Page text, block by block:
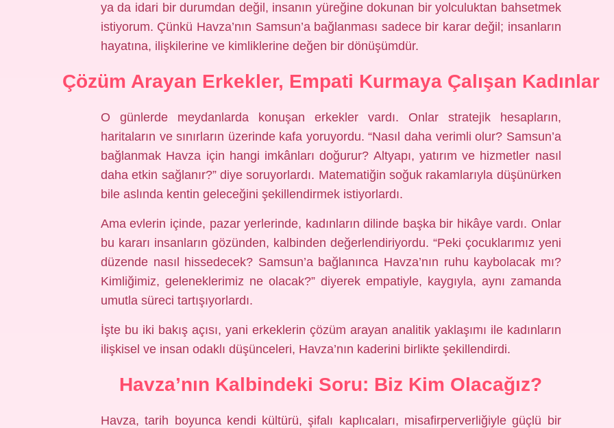
ya da idari bir durumdan değil, insanın yüreğine dokunan bir yolculuktan bahsetmek
istiyorum. Çünkü Havza’nın Samsun’a bağlanması sadece bir karar değil; insanların
hayatına, ilişkilerine ve kimliklerine değen bir dönüşümdür.
Çözüm Arayan Erkekler, Empati Kurmaya Çalışan Kadınlar
O günlerde meydanlarda konuşan erkekler vardı. Onlar stratejik hesapların,
haritaların ve sınırların üzerinde kafa yoruyordu. “Nasıl daha verimli olur? Samsun’a
bağlanmak Havza için hangi imkânları doğurur? Altyapı, yatırım ve hizmetler nasıl
daha etkin sağlanır?” diye soruyorlardı. Matematiğin soğuk rakamlarıyla düşünürken
bile aslında kentin geleceğini şekillendirmek istiyorlardı.
Ama evlerin içinde, pazar yerlerinde, kadınların dilinde başka bir hikâye vardı. Onlar
bu kararı insanların gözünden, kalbinden değerlendiriyordu. “Peki çocuklarımız yeni
düzende nasıl hissedecek? Samsun’a bağlanınca Havza’nın ruhu kaybolacak mı?
Kimliğimiz, geleneklerimiz ne olacak?” diyerek empatiyle, kaygıyla, aynı zamanda
umutla süreci tartışıyorlardı.
İşte bu iki bakış açısı, yani erkeklerin çözüm arayan analitik yaklaşımı ile kadınların
ilişkisel ve insan odaklı düşünceleri, Havza’nın kaderini birlikte şekillendirdi.
Havza’nın Kalbindeki Soru: Biz Kim Olacağız?
Havza, tarih boyunca kendi kültürü, şifalı kaplıcaları, misafirperverliğiyle güçlü bir